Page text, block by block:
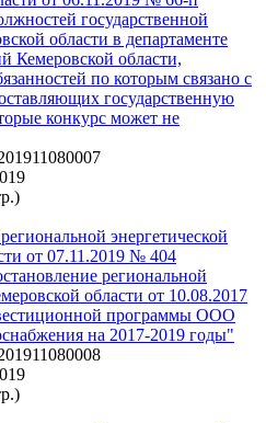
государственной
области в департаменте
Кемеровской области,
по которым связано с
государственную
конкурс может не
энергетической
от 07.11.2019 № 404
региональной
области от 10.08.2017
программы ООО
на 2017-2019 годы"